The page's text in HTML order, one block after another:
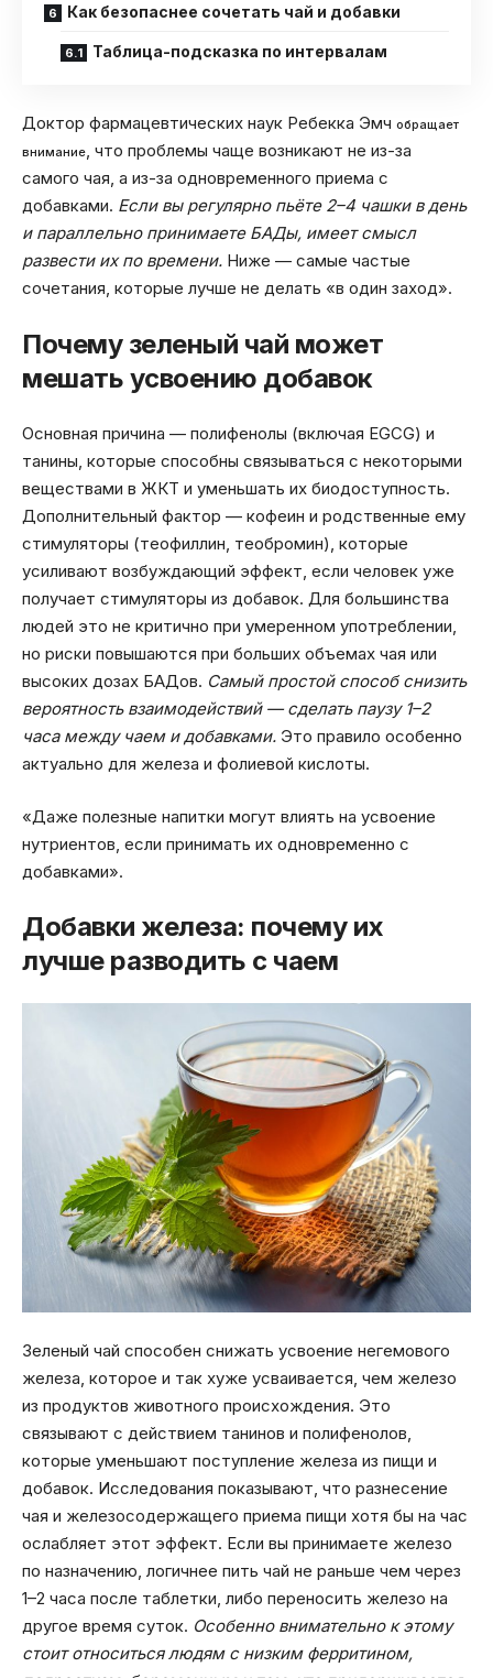
Как безопаснее сочетать чай и добавки
Таблица-подсказка по интервалам
Доктор фармацевтических наук Ребекка Эмч обращает
внимание, что проблемы чаще возникают не из-за
самого чая, а из-за одновременного приема с
добавками. Если вы регулярно пьёте 2–4 чашки в день
и параллельно принимаете БАДы, имеет смысл
развести их по времени. Ниже — самые частые
сочетания, которые лучше не делать «в один заход».
Почему зеленый чай может
мешать усвоению добавок
Основная причина — полифенолы (включая EGCG) и
танины, которые способны связываться с некоторыми
веществами в ЖКТ и уменьшать их биодоступность.
Дополнительный фактор — кофеин и родственные ему
стимуляторы (теофиллин, теобромин), которые
усиливают возбуждающий эффект, если человек уже
получает стимуляторы из добавок. Для большинства
людей это не критично при умеренном употреблении,
но риски повышаются при больших объемах чая или
высоких дозах БАДов. Самый простой способ снизить
вероятность взаимодействий — сделать паузу 1–2
часа между чаем и добавками. Это правило особенно
актуально для железа и фолиевой кислоты.
«Даже полезные напитки могут влиять на усвоение
нутриентов, если принимать их одновременно с
добавками».
Добавки железа: почему их
лучше разводить с чаем
Зеленый чай способен снижать усвоение негемового
железа, которое и так хуже усваивается, чем железо
из продуктов животного происхождения. Это
связывают с действием танинов и полифенолов,
которые уменьшают поступление железа из пищи и
добавок. Исследования показывают, что разнесение
чая и железосодержащего приема пищи хотя бы на час
ослабляет этот эффект. Если вы принимаете железо
по назначению, логичнее пить чай не раньше чем через
1–2 часа после таблетки, либо переносить железо на
другое время суток. Особенно внимательно к этому
стоит относиться людям с низким ферритином,